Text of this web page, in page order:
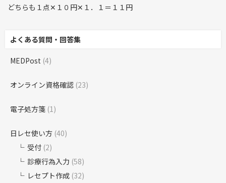
どちらも１点✕１０円✕１．１＝１１円
よくある質問・回答集
MEDPost (4)
オンライン資格確認 (23)
電子処方箋 (1)
日レセ使い方 (40)
受付 (2)
診療行為入力 (58)
レセプト作成 (32)